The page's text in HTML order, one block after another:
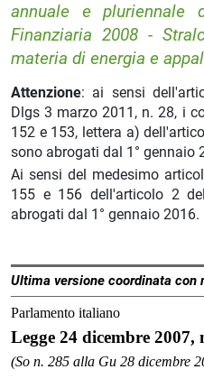
annuale e pluriennale
Finanziaria 2008 -
materia di energia e
Attenzione: ai sensi
Dlgs 3 marzo 2011, n. 28, i
152 e 153, lettera a)
sono abrogati dal 1° gennaio
Ai sensi del medesimo
155 e 156 dell'articolo 2
abrogati dal 1° gennaio 2016.
Ultima versione coordinata
Parlamento italiano
Legge 24 dicembre 2007,
(So n. 285 alla Gu 28 dicembre